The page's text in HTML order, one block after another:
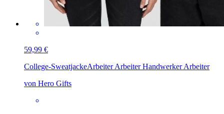
59,99 €
College-SweatjackeArbeiter Arbeiter Handwerker Arbeiter
von Hero Gifts